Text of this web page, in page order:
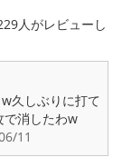
人がレビューし
久しぶりに打て
で消したわw
11